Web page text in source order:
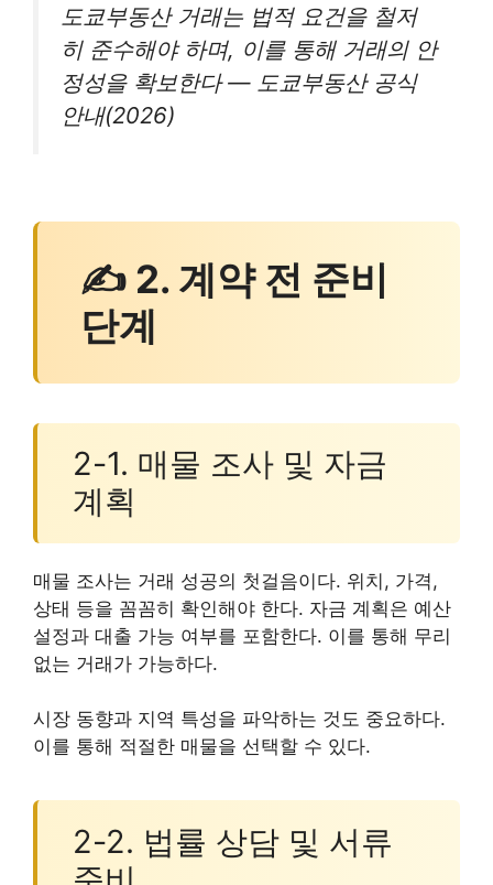
도쿄부동산 거래는 법적 요건을 철저
히 준수해야 하며, 이를 통해 거래의 안
정성을 확보한다 — 도쿄부동산 공식
안내(2026)
✍ 2. 계약 전 준비
단계
2-1. 매물 조사 및 자금
계획
매물 조사는 거래 성공의 첫걸음이다. 위치, 가격,
상태 등을 꼼꼼히 확인해야 한다. 자금 계획은 예산
설정과 대출 가능 여부를 포함한다. 이를 통해 무리
없는 거래가 가능하다.
시장 동향과 지역 특성을 파악하는 것도 중요하다.
이를 통해 적절한 매물을 선택할 수 있다.
2-2. 법률 상담 및 서류